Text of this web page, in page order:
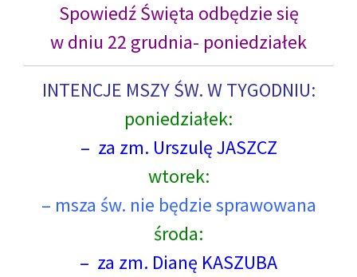
Spowiedź Święta odbędzie się
w dniu 22 grudnia- poniedziałek
INTENCJE MSZY ŚW. W TYGODNIU:
poniedziałek:
– za zm. Urszulę JASZCZ
wtorek:
– msza św. nie będzie sprawowana
środa:
– za zm. Dianę KASZUBA